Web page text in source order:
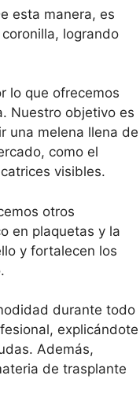
esta manera, es
logrando
lo que ofrecemos
Nuestro objetivo es
una melena llena de
como el
visibles.
otros
en plaquetas y la
y fortalecen los
durante todo
explicándote
Además,
de trasplante